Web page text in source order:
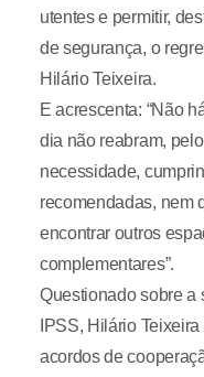
utentes e permitir,
de segurança, o
Hilário Teixeira.
E acrescenta: “Não
dia não reabram,
necessidade,
recomendadas, nem
encontrar outros
complementares”.
Questionado sobre a
IPSS, Hilário
acordos de